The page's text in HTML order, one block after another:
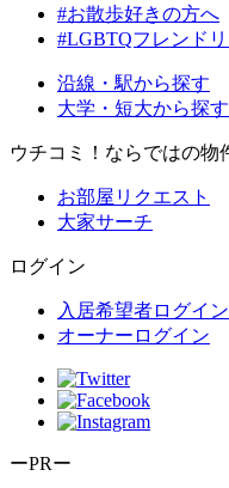
#お散歩好きの方へ
#LGBTQフレンド
沿線・駅から探す
大学・短大から探す
ウチコミ！ならではの物
お部屋リクエスト
大家サーチ
ログイン
入居希望者ログイン
オーナーログイン
ーPRー